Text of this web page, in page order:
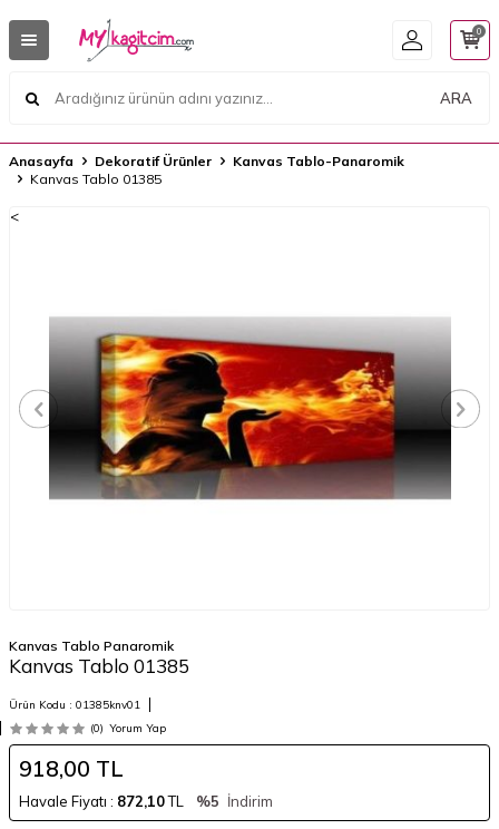
ARA
0
Anasayfa Dekoratif Ürünler
Kanvas Tablo-Panaromik
Kanvas Tablo 01385
<
Kanvas Tablo Panaromik
Kanvas Tablo 01385
Ürün Kodu : 01385knv01
(0) Yorum Yap
918,00 TL
Havale Fiyatı : 872,10TL %5 İndirim